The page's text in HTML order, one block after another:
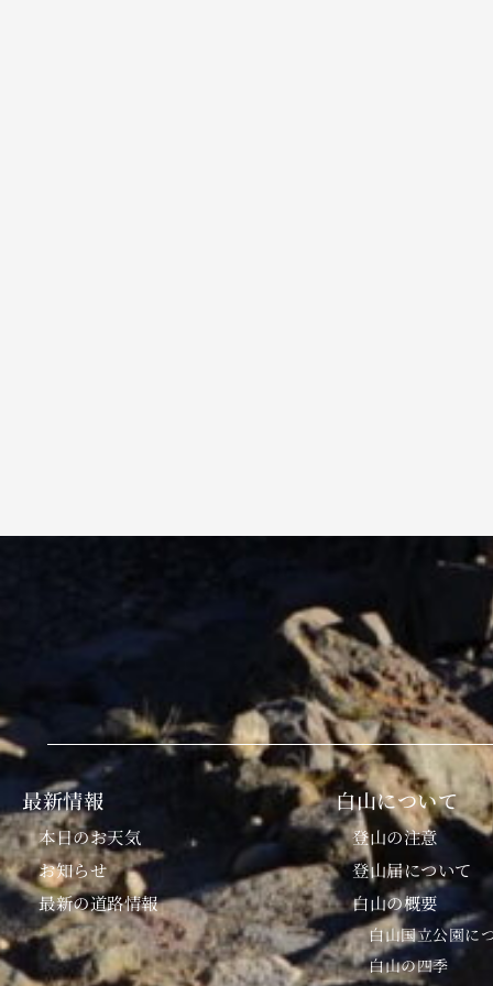
最新情報
本日のお天気
お知らせ
最新の道路情報
白山について
登山の注意
登山届について
白山の概要
白山国立公園に
白山の四季